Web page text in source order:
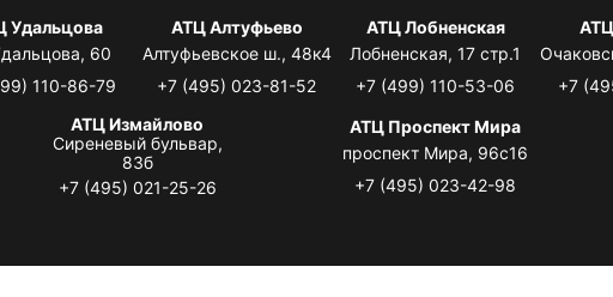
Удальцова
60
110-86-79
АТЦ Алтуфьево
Алтуфьевское ш., 48к4
+7 (495) 023-81-52
АТЦ Лобненская
Лобненская, 17 стр.1
+7 (499) 110-53-06
+7
АТЦ Измайлово
Сиреневый бульвар,
83б
+7 (495) 021-25-26
АТЦ Проспект Мира
проспект Мира, 96с16
+7 (495) 023-42-98